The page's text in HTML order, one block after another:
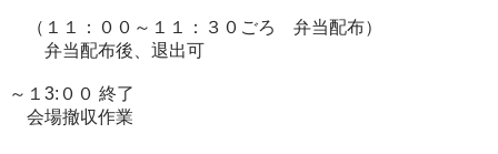
（１１：００～１１：３０ごろ　弁当配布）
弁当配布後、退出可
～１3:００ 終了
会場撤収作業